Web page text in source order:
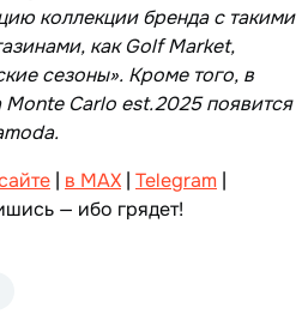
коллекции бренда с такими
как Golf Market,
сезоны». Кроме того, в
Monte Carlo est.2025 появится
| в MAX | Telegram |
— ибо грядет!